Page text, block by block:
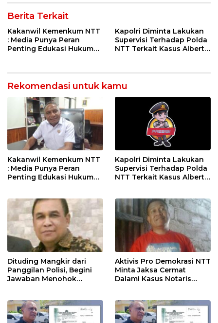
Berita Terkait
Kakanwil Kemenkum NTT
: Media Punya Peran
Penting Edukasi Hukum
Kapolri Diminta Lakukan
Supervisi Terhadap Polda
NTT Terkait Kasus Albert
Rekomendasi untuk kamu
Kakanwil Kemenkum NTT
: Media Punya Peran
Penting Edukasi Hukum
Kapolri Diminta Lakukan
Supervisi Terhadap Polda
NTT Terkait Kasus Albert
Dituding Mangkir dari
Panggilan Polisi, Begini
Jawaban Menohok
Aktivis Pro Demokrasi NTT
Minta Jaksa Cermat
Dalami Kasus Notaris